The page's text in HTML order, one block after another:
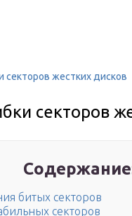
жестких дисков
секторов
битых секторов
секторов